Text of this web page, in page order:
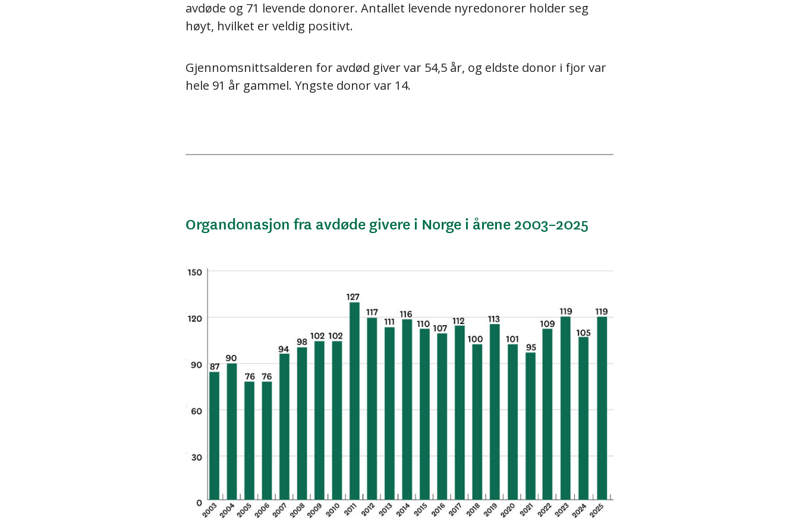
avdøde og 71 levende donorer. Antallet levende nyredonorer holder seg
høyt, hvilket er veldig positivt.
Gjennomsnittsalderen for avdød giver var 54,5 år, og eldste donor i fjor var
hele 91 år gammel. Yngste donor var 14.
Organdonasjon fra avdøde givere i Norge i årene 2003–2025